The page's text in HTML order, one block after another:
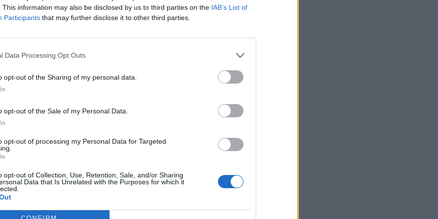
This information may also be disclosed by us to third parties on the IAB’s List of
Participants that may further disclose it to other third parties.
Data Processing Opt Outs
opt-out of the Sharing of my personal data.
opt-out of the Sale of my Personal Data.
opt-out of processing my Personal Data for Targeted
opt-out of Collection, Use, Retention, Sale, and/or Sharing
Data that Is Unrelated with the Purposes for which it
a második negyedévben 5,062 milliárd forintos nettó kamatbevételt és 1,048
értékét, azonban a Portfolio által összeállított kételemű elemzői
tartalmazza:
cikkarchívum
elmúlt 2 év napon belüli
Előfizetés